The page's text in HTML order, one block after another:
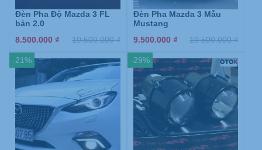
Đèn Pha Độ Mazda 3 FL
bản 2.0
10.500.000₫
8.500.000 ₫
Đèn Pha Mazda 3 Mẫu
Mustang
10.500.000₫
9.500.000 ₫
-21% -29%